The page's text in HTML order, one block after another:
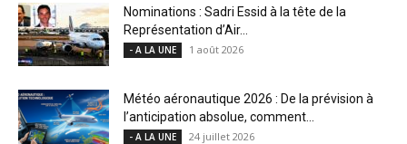
Nominations : Sadri Essid à la tête de la
Représentation d’Air...
- A LA UNE 1 août 2026
Météo aéronautique 2026 : De la prévision à
l’anticipation absolue, comment...
- A LA UNE 24 juillet 2026